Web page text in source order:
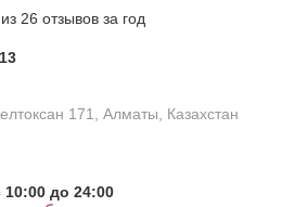
26 отзывов за год
171, Алматы, Казахстан
10:00 до 24:00